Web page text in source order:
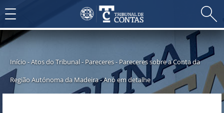
Toggle
navigation
Início-Atos do Tribunal-Pareceres-Pareceres sobre a Conta da
Região Autónoma da Madeira-Ano em detalhe